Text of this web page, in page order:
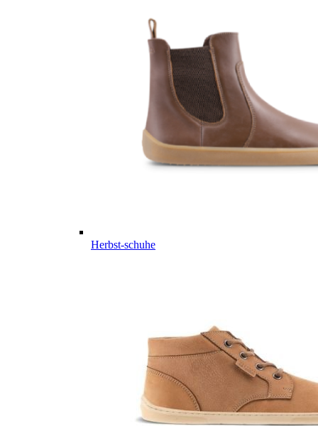
Herbst-schuhe